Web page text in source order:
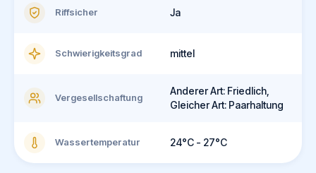
Riffsicher Ja
Schwierigkeitsgrad mittel
Vergesellschaftung
Anderer Art: Friedlich,
Gleicher Art: Paarhaltung
Wassertemperatur 24°C - 27°C